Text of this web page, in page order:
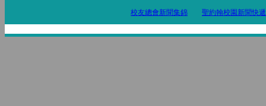
校友總會新聞集錦 聖約翰校園新聞